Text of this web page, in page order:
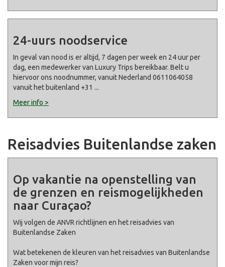
24-uurs noodservice
In geval van nood is er altijd, 7 dagen per week en 24 uur per
dag, een medewerker van Luxury Trips bereikbaar. Belt u
hiervoor ons noodnummer, vanuit Nederland 0611064058
vanuit het buitenland +31 ...
Meer info >
Reisadvies Buitenlandse zaken
Op vakantie na openstelling van
de grenzen en reismogelijkheden
naar Curaçao?
Wij volgen de ANVR richtlijnen en het reisadvies van
Buitenlandse Zaken
Wat betekenen de kleuren van het reisadvies van Buitenlandse
Zaken voor mijn reis?